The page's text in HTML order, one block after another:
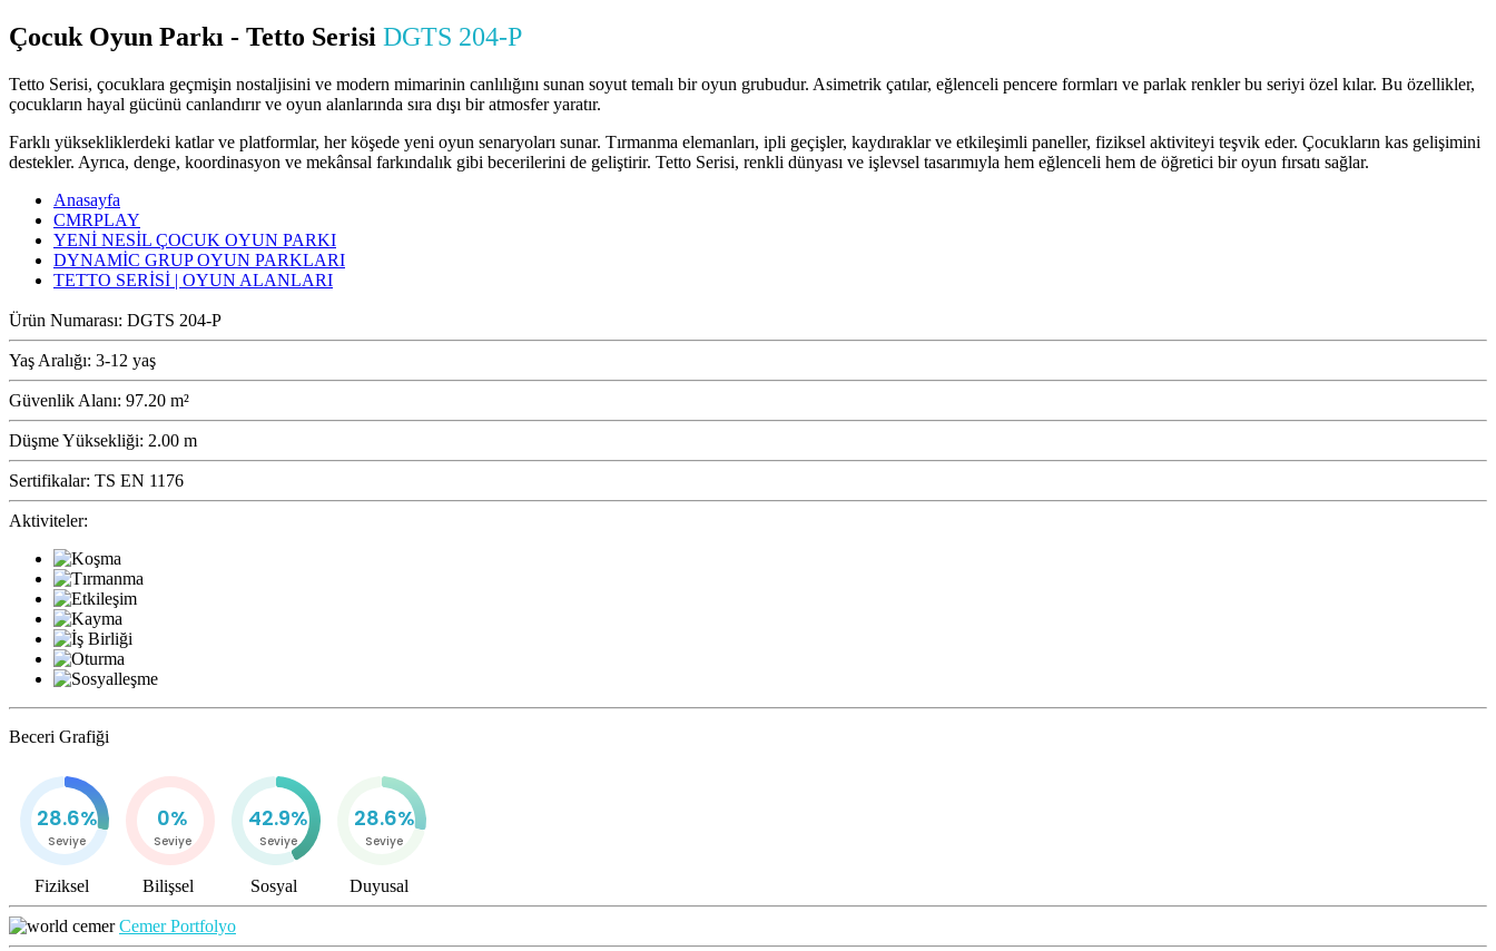
Çocuk Oyun Parkı - Tetto Serisi DGTS 204-P
Tetto Serisi, çocuklara geçmişin nostaljisini ve modern mimarinin canlılığını sunan soyut temalı bir oyun grubudur. Asimetrik çatılar, eğlenceli pencere formları ve parlak renkler bu seriyi özel kılar. Bu özellikler,
çocukların hayal gücünü canlandırır ve oyun alanlarında sıra dışı bir atmosfer yaratır.
Farklı yüksekliklerdeki katlar ve platformlar, her köşede yeni oyun senaryoları sunar. Tırmanma elemanları, ipli geçişler, kaydıraklar ve etkileşimli paneller, fiziksel aktiviteyi teşvik eder. Çocukların kas gelişimini
destekler. Ayrıca, denge, koordinasyon ve mekânsal farkındalık gibi becerilerini de geliştirir. Tetto Serisi, renkli dünyası ve işlevsel tasarımıyla hem eğlenceli hem de öğretici bir oyun fırsatı sağlar.
Anasayfa
CMRPLAY
YENİ NESİL ÇOCUK OYUN PARKI
DYNAMİC GRUP OYUN PARKLARI
TETTO SERİSİ | OYUN ALANLARI
Ürün Numarası: DGTS 204-P
Yaş Aralığı: 3-12 yaş
Güvenlik Alanı: 97.20 m²
Düşme Yüksekliği: 2.00 m
Sertifikalar: TS EN 1176
Aktiviteler:
Beceri Grafiği
28.6%
Seviye
Fiziksel
0%
Seviye
Bilişsel
42.9%
Seviye
Sosyal
28.6%
Seviye
Duyusal
Cemer Portfolyo